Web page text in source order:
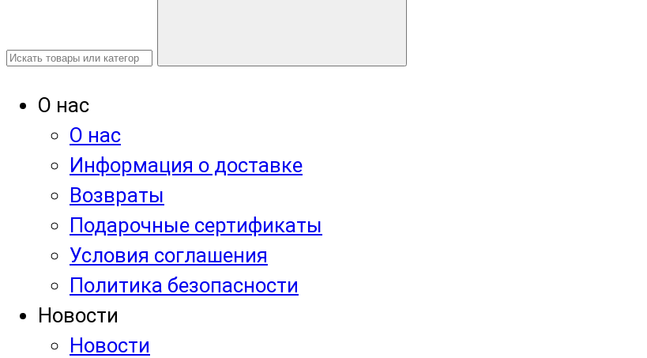
О нас
О нас
Информация о доставке
Возвраты
Подарочные сертификаты
Условия соглашения
Политика безопасности
Новости
Новости